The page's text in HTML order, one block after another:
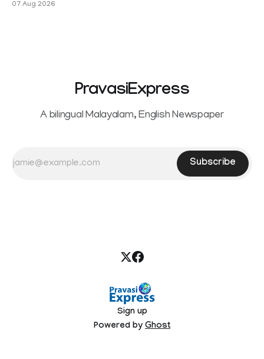
Sowrnalingam has taken a new turn after Sangeetha
07 Aug 2026
PravasiExpress
A bilingual Malayalam, English Newspaper
Subscribe
Sign up
Powered by Ghost